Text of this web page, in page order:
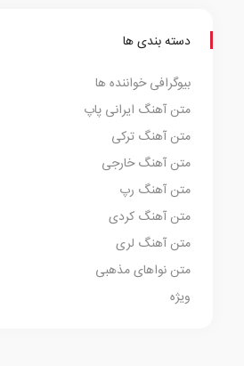
دسته بندی ها
بیوگرافی خواننده ها
متن آهنگ ایرانی پاپ
متن آهنگ ترکی
متن آهنگ خارجی
متن آهنگ رپ
متن آهنگ کردی
متن آهنگ لری
متن نواهای مذهبی
ویژه